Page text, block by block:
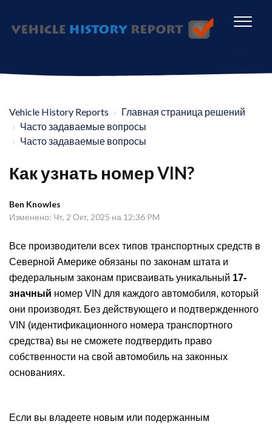
Vehicle History Reports
Главная страница решений
Часто задаваемые вопросы
Часто задаваемые вопросы
Как узнать номер VIN?
Ben Knowles
Изменено: Чт, 2 Окт, 2025 на 12:36 PM
Все производители всех типов транспортных средств в
Северной Америке обязаны по законам штата и
федеральным законам присваивать уникальный 17-
значный номер VIN для каждого автомобиля, который
они производят. Без действующего и подтвержденного
VIN (идентификационного номера транспортного
средства) вы не сможете подтвердить право
собственности на свой автомобиль на законных
основаниях.
Если вы владеете новым или подержанным